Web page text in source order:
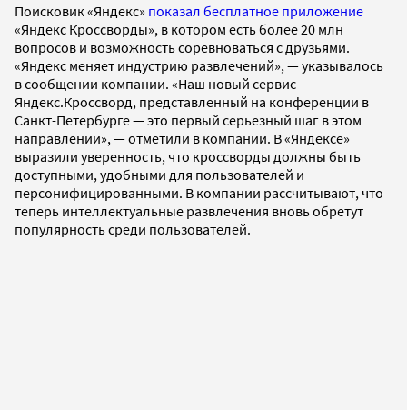
Поисковик «Яндекс» показал бесплатное приложение
«Яндекс Кроссворды», в котором есть более 20 млн
вопросов и возможность соревноваться с друзьями.
«Яндекс меняет индустрию развлечений», — указывалось
в сообщении компании. «Наш новый сервис
Яндекс.Кроссворд, представленный на конференции в
Санкт-Петербурге — это первый серьезный шаг в этом
направлении», — отметили в компании. В «Яндексе»
выразили уверенность, что кроссворды должны быть
доступными, удобными для пользователей и
персонифицированными. В компании рассчитывают, что
теперь интеллектуальные развлечения вновь обретут
популярность среди пользователей.